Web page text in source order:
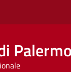
Palermo